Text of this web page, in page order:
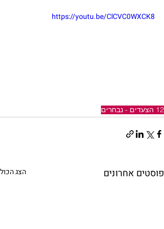
https://youtu.be/ClCVC0WXCK8
12 הצעדים - נבחרים
פוסטים אחרונים הצג הכול